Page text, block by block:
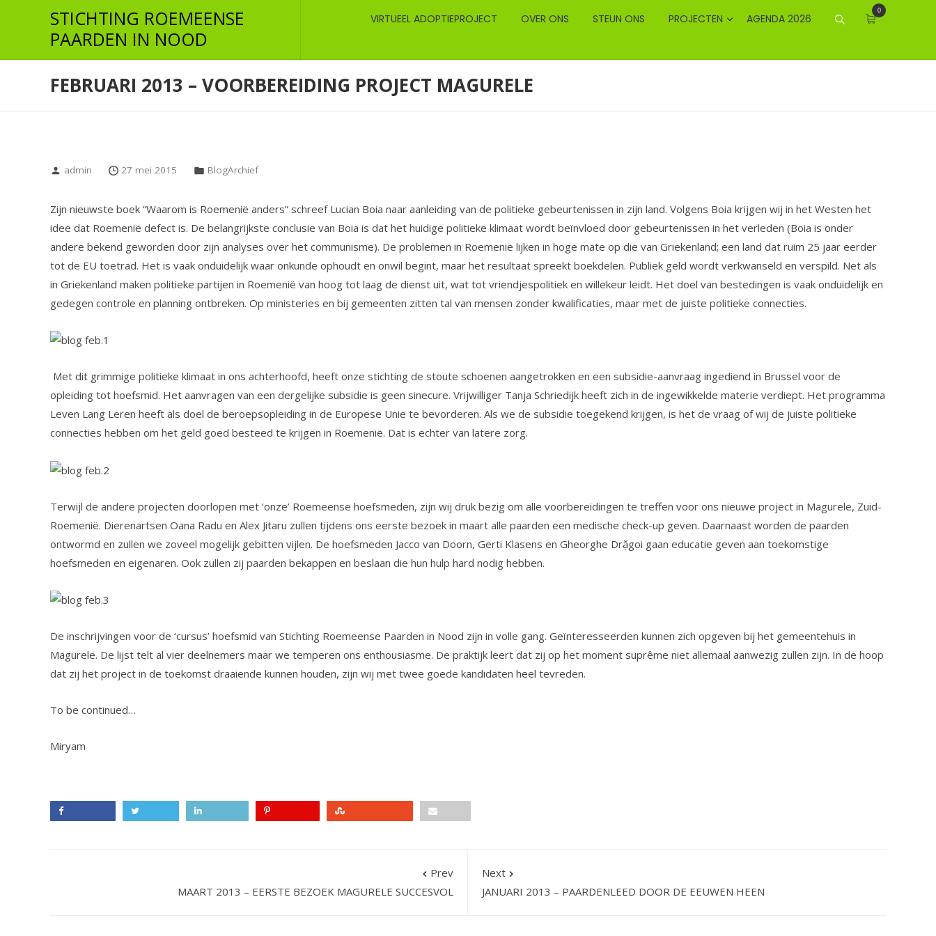
STICHTING ROEMEENSE
PAARDEN IN NOOD
VIRTUEEL ADOPTIEPROJECT OVER ONS STEUN ONS PROJECTEN AGENDA 2026
0
FEBRUARI 2013 – VOORBEREIDING PROJECT MAGURELE
admin 27 mei 2015 BlogArchief
Zijn nieuwste boek “Waarom is Roemenië anders” schreef Lucian Boia naar aanleiding van de politieke gebeurtenissen in zijn land. Volgens Boia krijgen wij in het Westen het
idee dat Roemenië defect is. De belangrijkste conclusie van Boia is dat het huidige politieke klimaat wordt beïnvloed door gebeurtenissen in het verleden (Boia is onder
andere bekend geworden door zijn analyses over het communisme). De problemen in Roemenië lijken in hoge mate op die van Griekenland; een land dat ruim 25 jaar eerder
tot de EU toetrad. Het is vaak onduidelijk waar onkunde ophoudt en onwil begint, maar het resultaat spreekt boekdelen. Publiek geld wordt verkwanseld en verspild. Net als
in Griekenland maken politieke partijen in Roemenië van hoog tot laag de dienst uit, wat tot vriendjespolitiek en willekeur leidt. Het doel van bestedingen is vaak onduidelijk en
gedegen controle en planning ontbreken. Op ministeries en bij gemeenten zitten tal van mensen zonder kwalificaties, maar met de juiste politieke connecties.
Met dit grimmige politieke klimaat in ons achterhoofd, heeft onze stichting de stoute schoenen aangetrokken en een subsidie-aanvraag ingediend in Brussel voor de
opleiding tot hoefsmid. Het aanvragen van een dergelijke subsidie is geen sinecure. Vrijwilliger Tanja Schriedijk heeft zich in de ingewikkelde materie verdiept. Het programma
Leven Lang Leren heeft als doel de beroepsopleiding in de Europese Unie te bevorderen. Als we de subsidie toegekend krijgen, is het de vraag of wij de juiste politieke
connecties hebben om het geld goed besteed te krijgen in Roemenië. Dat is echter van latere zorg.
Terwijl de andere projecten doorlopen met ‘onze’ Roemeense hoefsmeden, zijn wij druk bezig om alle voorbereidingen te treffen voor ons nieuwe project in Magurele, Zuid-
Roemenië. Dierenartsen Oana Radu en Alex Jitaru zullen tijdens ons eerste bezoek in maart alle paarden een medische check-up geven. Daarnaast worden de paarden
ontwormd en zullen we zoveel mogelijk gebitten vijlen. De hoefsmeden Jacco van Doorn, Gerti Klasens en Gheorghe Drặgoi gaan educatie geven aan toekomstige
hoefsmeden en eigenaren. Ook zullen zij paarden bekappen en beslaan die hun hulp hard nodig hebben.
De inschrijvingen voor de ‘cursus’ hoefsmid van Stichting Roemeense Paarden in Nood zijn in volle gang. Geïnteresseerden kunnen zich opgeven bij het gemeentehuis in
Magurele. De lijst telt al vier deelnemers maar we temperen ons enthousiasme. De praktijk leert dat zij op het moment suprême niet allemaal aanwezig zullen zijn. In de hoop
dat zij het project in de toekomst draaiende kunnen houden, zijn wij met twee goede kandidaten heel tevreden.
To be continued…
Miryam
Prev
MAART 2013 – EERSTE BEZOEK MAGURELE SUCCESVOL
Next
JANUARI 2013 – PAARDENLEED DOOR DE EEUWEN HEEN